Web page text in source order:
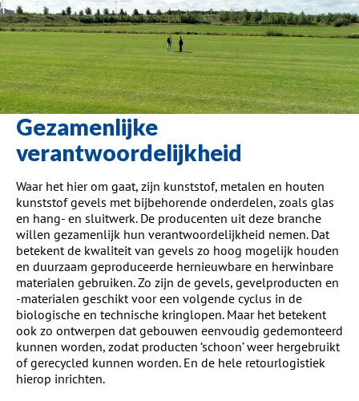
Gezamenlijke
verantwoordelijkheid
Waar het hier om gaat, zijn kunststof, metalen en houten
kunststof gevels met bijbehorende onderdelen, zoals glas
en hang- en sluitwerk. De producenten uit deze branche
willen gezamenlijk hun verantwoordelijkheid nemen. Dat
betekent de kwaliteit van gevels zo hoog mogelijk houden
en duurzaam geproduceerde hernieuwbare en herwinbare
materialen gebruiken. Zo zijn de gevels, gevelproducten en
-materialen geschikt voor een volgende cyclus in de
biologische en technische kringlopen. Maar het betekent
ook zo ontwerpen dat gebouwen eenvoudig gedemonteerd
kunnen worden, zodat producten ‘schoon’ weer hergebruikt
of gerecycled kunnen worden. En de hele retourlogistiek
hierop inrichten.